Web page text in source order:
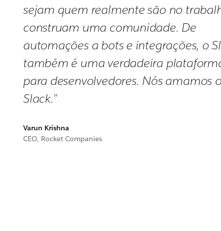
sejam quem realmente são no
construam uma comunidade. De
automações a bots e integrações, o
também é uma verdadeira
para desenvolvedores. Nós amamos
Slack.”
Varun Krishna
CEO, Rocket Companies